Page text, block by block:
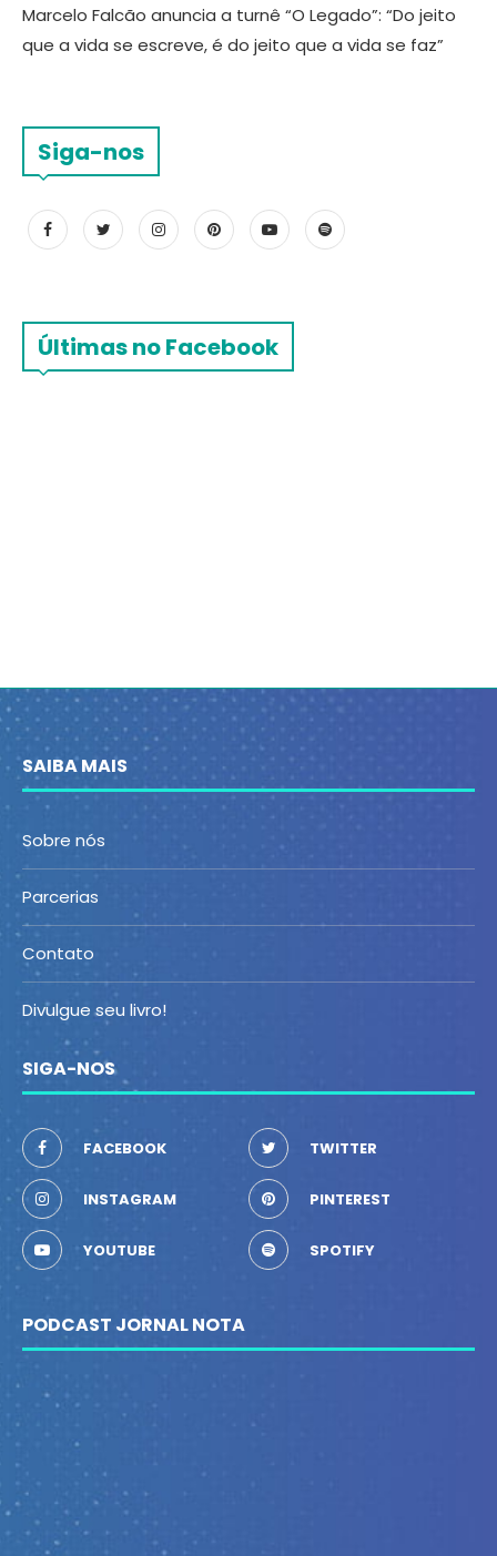
Marcelo Falcão anuncia a turnê “O Legado”: “Do jeito
que a vida se escreve, é do jeito que a vida se faz”
Siga-nos
Últimas no Facebook
SAIBA MAIS
Sobre nós
Parcerias
Contato
Divulgue seu livro!
SIGA-NOS
FACEBOOK TWITTER
INSTAGRAM PINTEREST
YOUTUBE SPOTIFY
PODCAST JORNAL NOTA